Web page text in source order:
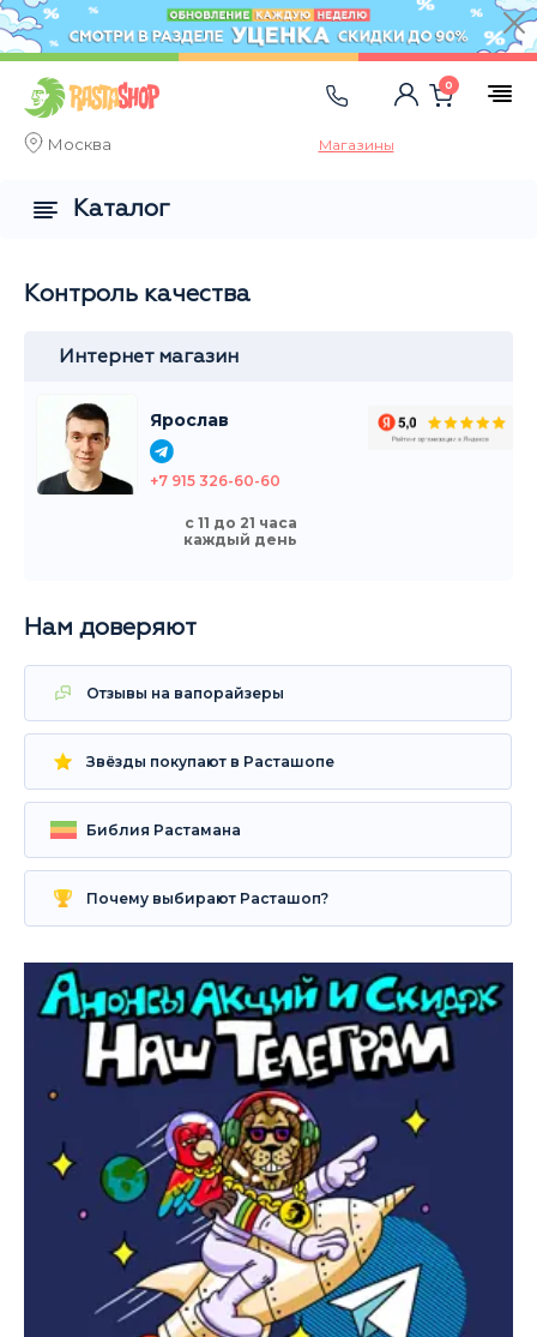
Москва Магазины
0
Контроль качества
Интернет магазин
Ярослав
+7 915 326-60-60
с 11 до 21 часа
каждый день
Нам доверяют
Отзывы на вапорайзеры
Звёзды покупают в Расташопе
Библия Растамана
Почему выбирают Расташоп?
Каталог